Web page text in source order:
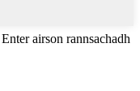
airson rannsachadh